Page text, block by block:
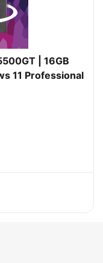
| 16GB
11 Professional